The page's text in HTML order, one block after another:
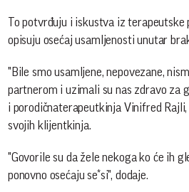
To potvrđuju i iskustva iz terapeutske
opisuju osećaj usamljenosti unutar
​"Bile smo usamljene, nepovezane,
partnerom i uzimali su nas zdravo za
i porodičnaterapeutkinja Vinifred
svojih klijentkinja.
"Govorile su da žele nekoga ko će ih
ponovno osećaju se*si", dodaje.